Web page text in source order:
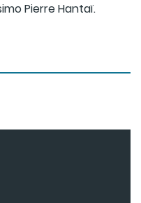
Pierre Hantaï.